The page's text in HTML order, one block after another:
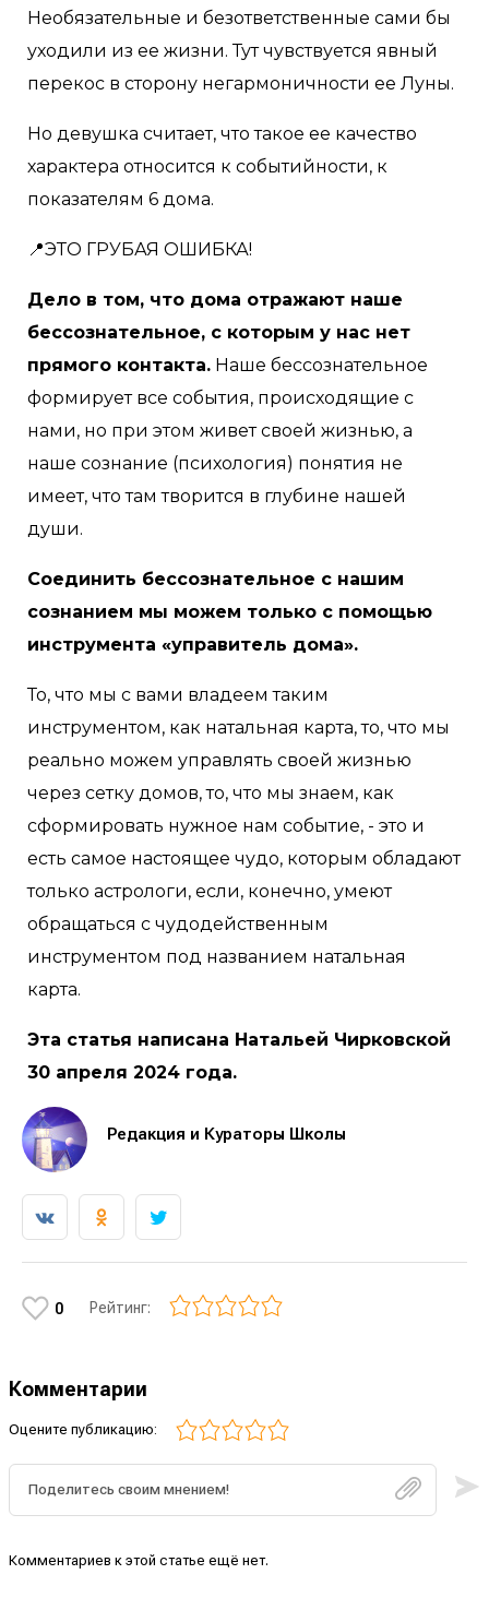
Необязательные и безответственные сами бы
уходили из ее жизни. Тут чувствуется явный
перекос в сторону негармоничности ее Луны.
Но девушка считает, что такое ее качество
характера относится к событийности, к
показателям 6 дома.
📍ЭТО ГРУБАЯ ОШИБКА!
Дело в том, что дома отражают наше
бессознательное, с которым у нас нет
прямого контакта. Наше бессознательное
формирует все события, происходящие с
нами, но при этом живет своей жизнью, а
наше сознание (психология) понятия не
имеет, что там творится в глубине нашей
души.
Соединить бессознательное с нашим
сознанием мы можем только с помощью
инструмента «управитель дома».
То, что мы с вами владеем таким
инструментом, как натальная карта, то, что мы
реально можем управлять своей жизнью
через сетку домов, то, что мы знаем, как
сформировать нужное нам событие, - это и
есть самое настоящее чудо, которым обладают
только астрологи, если, конечно, умеют
обращаться с чудодейственным
инструментом под названием натальная
карта.
Эта статья написана Натальей Чирковской
30 апреля 2024 года.
Редакция и Кураторы Школы
0 Рейтинг:
Комментарии
Оцените публикацию:
Комментариев к этой статье ещё нет.